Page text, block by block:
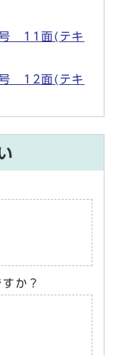
11面(テキ
12面(テキ
か？